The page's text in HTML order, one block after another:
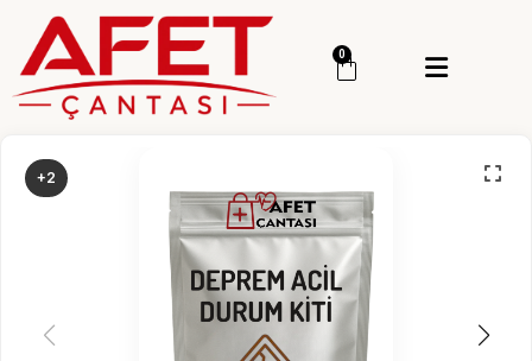
0
+2
Menü
Giriş Yap
Kategoriler Menü
Deprem Çantası
Deprem Malzemesi